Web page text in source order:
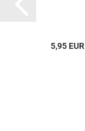
5,95 EUR